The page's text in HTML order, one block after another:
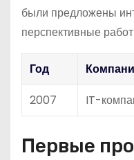
были предложены
перспективные
Год
2007
IT-
Первые